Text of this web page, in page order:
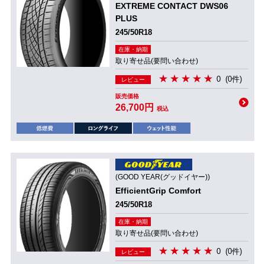
EXTREME CONTACT DWS06
PLUS
245/50R18
在庫・納期
取り寄せ品(要問い合わせ)
レビュー 0 (0件)
販売価格
26,700円 税込
(GOOD YEAR(グッドイヤー))
EfficientGrip Comfort
245/50R18
在庫・納期
取り寄せ品(要問い合わせ)
レビュー 0 (0件)